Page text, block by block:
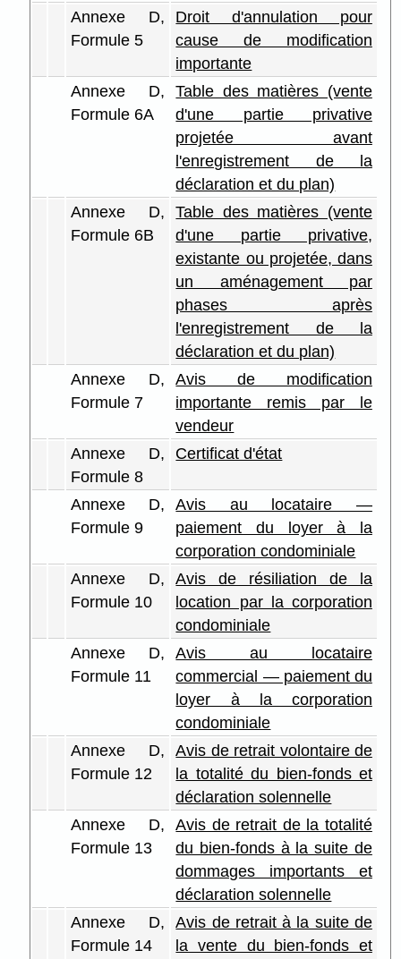
Annexe D,
Formule 5
Droit d'annulation pour
cause de modification
importante
Annexe D,
Formule 6A
Table des matières (vente
d'une partie privative
projetée avant
l'enregistrement de la
déclaration et du plan)
Annexe D,
Formule 6B
Table des matières (vente
d'une partie privative,
existante ou projetée, dans
un aménagement par
phases après
l'enregistrement de la
déclaration et du plan)
Annexe D,
Formule 7
Avis de modification
importante remis par le
vendeur
Annexe D,
Formule 8
Certificat d'état
Annexe D,
Formule 9
Avis au locataire —
paiement du loyer à la
corporation condominiale
Annexe D,
Formule 10
Avis de résiliation de la
location par la corporation
condominiale
Annexe D,
Formule 11
Avis au locataire
commercial — paiement du
loyer à la corporation
condominiale
Annexe D,
Formule 12
Avis de retrait volontaire de
la totalité du bien-fonds et
déclaration solennelle
Annexe D,
Formule 13
Avis de retrait de la totalité
du bien-fonds à la suite de
dommages importants et
déclaration solennelle
Annexe D,
Formule 14
Avis de retrait à la suite de
la vente du bien-fonds et